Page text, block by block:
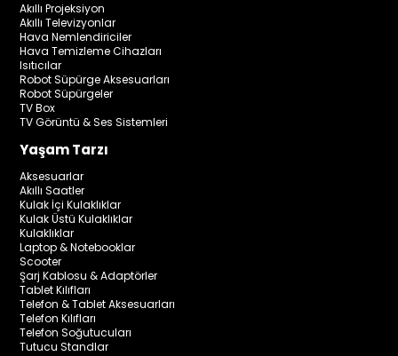
Akıllı Projeksiyon
Akıllı Televizyonlar
Hava Nemlendiriciler
Hava Temizleme Cihazları
Isıtıcılar
Robot Süpürge Aksesuarları
Robot Süpürgeler
TV Box
TV Görüntü & Ses Sistemleri
Yaşam Tarzı
Aksesuarlar
Akıllı Saatler
Kulak İçi Kulaklıklar
Kulak Üstü Kulaklıklar
Kulaklıklar
Laptop & Notebooklar
Scooter
Şarj Kablosu & Adaptörler
Tablet Kılıfları
Telefon & Tablet Aksesuarları
Telefon Kılıfları
Telefon Soğutucuları
Tutucu Standlar